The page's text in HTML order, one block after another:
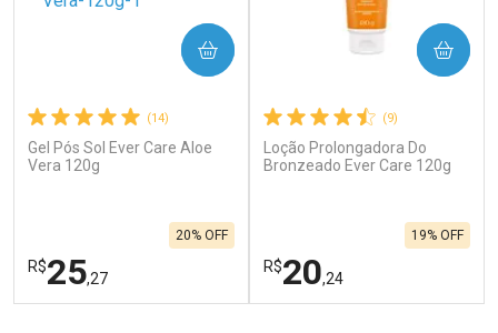
(14)
Gel Pós Sol Ever Care Aloe
Vera 120g
R$25,27
20% OFF
COMPRAR
(9)
Loção Prolongadora Do
Bronzeado Ever Care 120g
R$20,24
19% OFF
COMPRAR